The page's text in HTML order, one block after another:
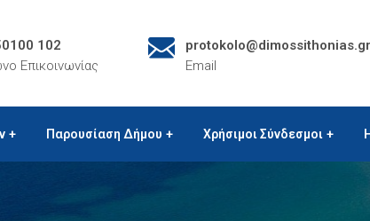
102
Επικοινωνίας
protokolo@dimossithonias.gr
Email
Παρουσίαση Δήμου Χρήσιμοι Σύνδεσμοι